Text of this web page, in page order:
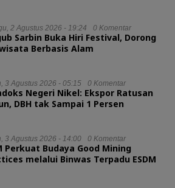
2 Agustus 2026 - 19:24 0 Komentar
Sarbin Buka Hiri Festival, Dorong
Berbasis Alam
3 Agustus 2026 - 05:15 0 Komentar
Negeri Nikel: Ekspor Ratusan
DBH tak Sampai 1 Persen
3 Agustus 2026 - 14:00 0 Komentar
Perkuat Budaya Good Mining
melalui Binwas Terpadu ESDM